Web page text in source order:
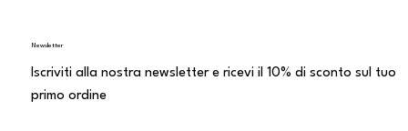
Newsletter
Iscriviti alla nostra newsletter e ricevi il 10% di sconto sul tuo
primo ordine